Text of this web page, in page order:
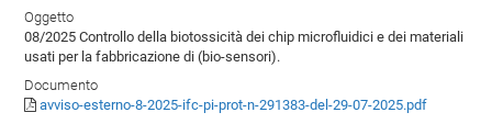
Oggetto
08/2025 Controllo della biotossicità dei chip microfluidici e dei materiali
usati per la fabbricazione di (bio-sensori).
Documento
avviso-esterno-8-2025-ifc-pi-prot-n-291383-del-29-07-2025.pdf